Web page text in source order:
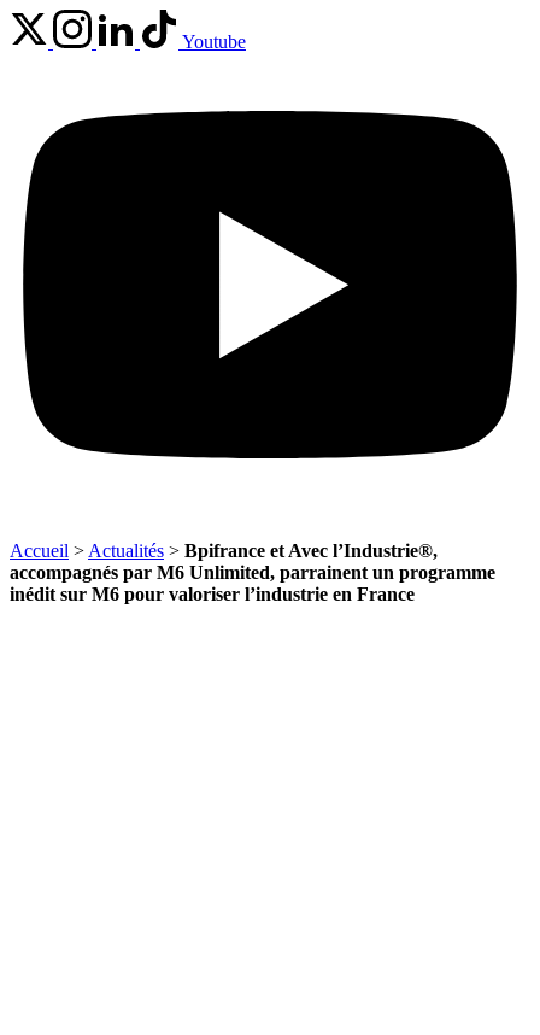
Youtube
Accueil > Actualités > Bpifrance et Avec l’Industrie®,
accompagnés par M6 Unlimited, parrainent un programme
inédit sur M6 pour valoriser l’industrie en France